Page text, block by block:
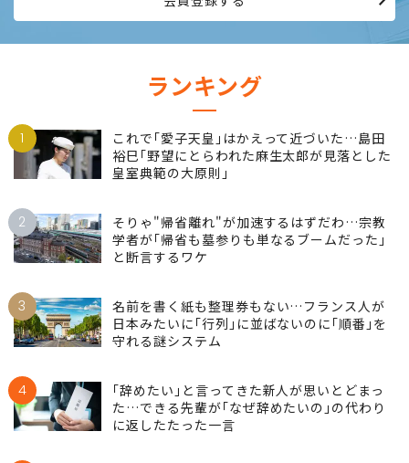
ランキング
1
これで｢愛子天皇｣はかえって近づいた…島田
裕巳｢野望にとらわれた麻生太郎が見落とした
皇室典範の大原則｣
2
そりゃ"帰省離れ"が加速するはずだわ…宗教
学者が｢帰省も墓参りも単なるブームだった｣
と断言するワケ
3
名前を書く紙も整理券もない…フランス人が
日本みたいに｢行列｣に並ばないのに｢順番｣を
守れる謎システム
4
｢辞めたい｣と言ってきた新人が思いとどまっ
た…できる先輩が｢なぜ辞めたいの｣の代わり
に返したたった一言